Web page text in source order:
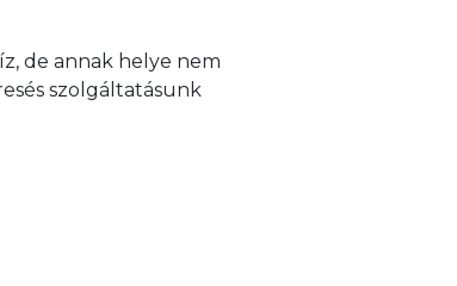
de annak helye nem
szolgáltatásunk